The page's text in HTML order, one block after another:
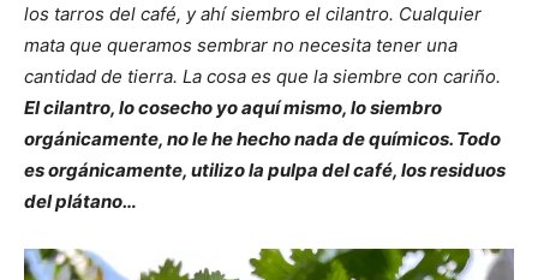
los tarros del café, y ahí siembro el cilantro. Cualquier
mata que queramos sembrar no necesita tener una
cantidad de tierra. La cosa es que la siembre con cariño.
El cilantro, lo cosecho yo aquí mismo, lo siembro
orgánicamente, no le he hecho nada de químicos. Todo
es orgánicamente, utilizo la pulpa del café, los residuos
del plátano…